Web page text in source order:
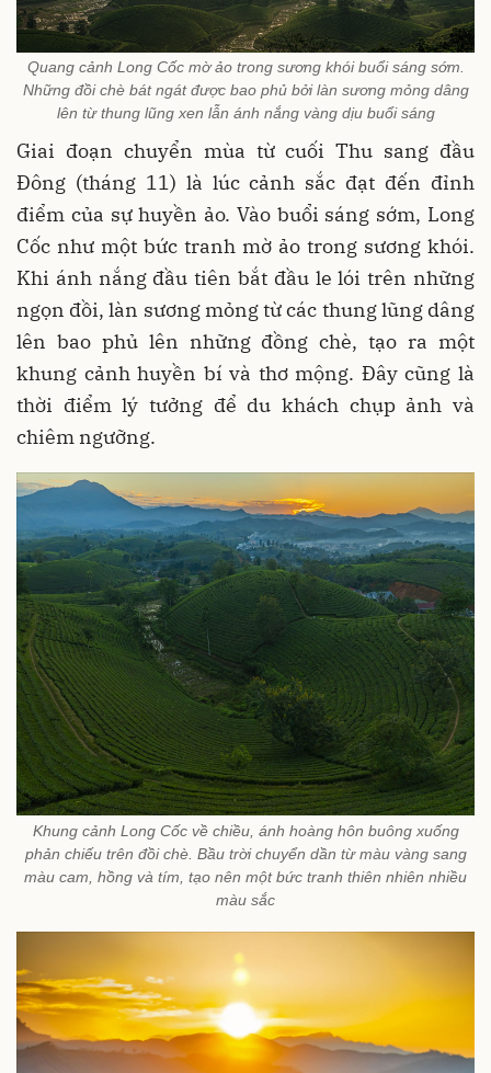
Quang cảnh Long Cốc mờ ảo trong sương khói buổi sáng sớm.
Những đồi chè bát ngát được bao phủ bởi làn sương mỏng dâng
lên từ thung lũng xen lẫn ánh nắng vàng dịu buổi sáng
Giai đoạn chuyển mùa từ cuối Thu sang đầu
Đông (tháng 11) là lúc cảnh sắc đạt đến đỉnh
điểm của sự huyền ảo. Vào buổi sáng sớm, Long
Cốc như một bức tranh mờ ảo trong sương khói.
Khi ánh nắng đầu tiên bắt đầu le lói trên những
ngọn đồi, làn sương mỏng từ các thung lũng dâng
lên bao phủ lên những đồng chè, tạo ra một
khung cảnh huyền bí và thơ mộng. Đây cũng là
thời điểm lý tưởng để du khách chụp ảnh và
chiêm ngưỡng.
Khung cảnh Long Cốc về chiều, ánh hoàng hôn buông xuống
phản chiếu trên đồi chè. Bầu trời chuyển dần từ màu vàng sang
màu cam, hồng và tím, tạo nên một bức tranh thiên nhiên nhiều
màu sắc